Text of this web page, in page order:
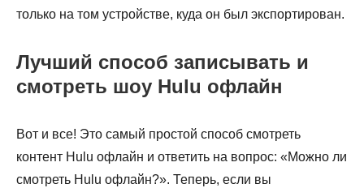
только на том устройстве, куда он был экспортирован.
Лучший способ записывать и
смотреть шоу Hulu офлайн
Вот и все! Это самый простой способ смотреть
контент Hulu офлайн и ответить на вопрос: «Можно ли
смотреть Hulu офлайн?». Теперь, если вы